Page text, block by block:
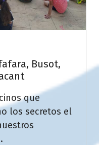
Busot,
que
los secretos el